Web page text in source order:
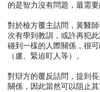
的是智力沒有問題，最需
對於檢方覆主詰問，黃醫
次有學到教訓，或許再犯
碰到一樣的人際關係，很
（盧、緊迫盯人等）。
對辯方的覆反詰問，提到
關係，因此當然可以阻止